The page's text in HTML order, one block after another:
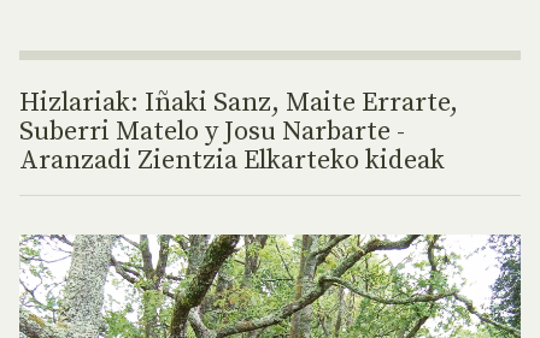
Hizlariak: Iñaki Sanz, Maite Errarte,
Suberri Matelo y Josu Narbarte -
Aranzadi Zientzia Elkarteko kideak